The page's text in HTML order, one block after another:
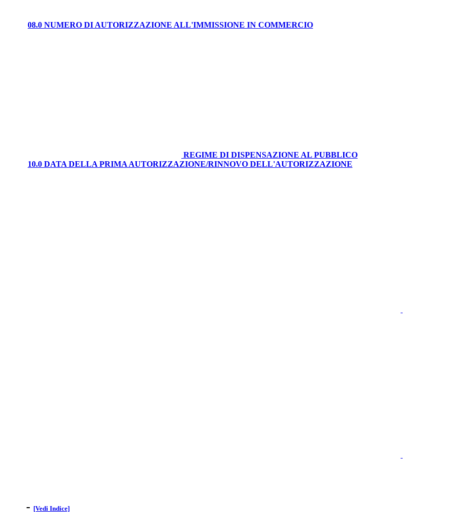
08.0 NUMERO DI AUTORIZZAZIONE ALL'IMMISSIONE IN COMMERCIO
REGIME DI DISPENSAZIONE AL PUBBLICO
10.0 DATA DELLA PRIMA AUTORIZZAZIONE/RINNOVO DELL'AUTORIZZAZIONE
- [Vedi Indice]